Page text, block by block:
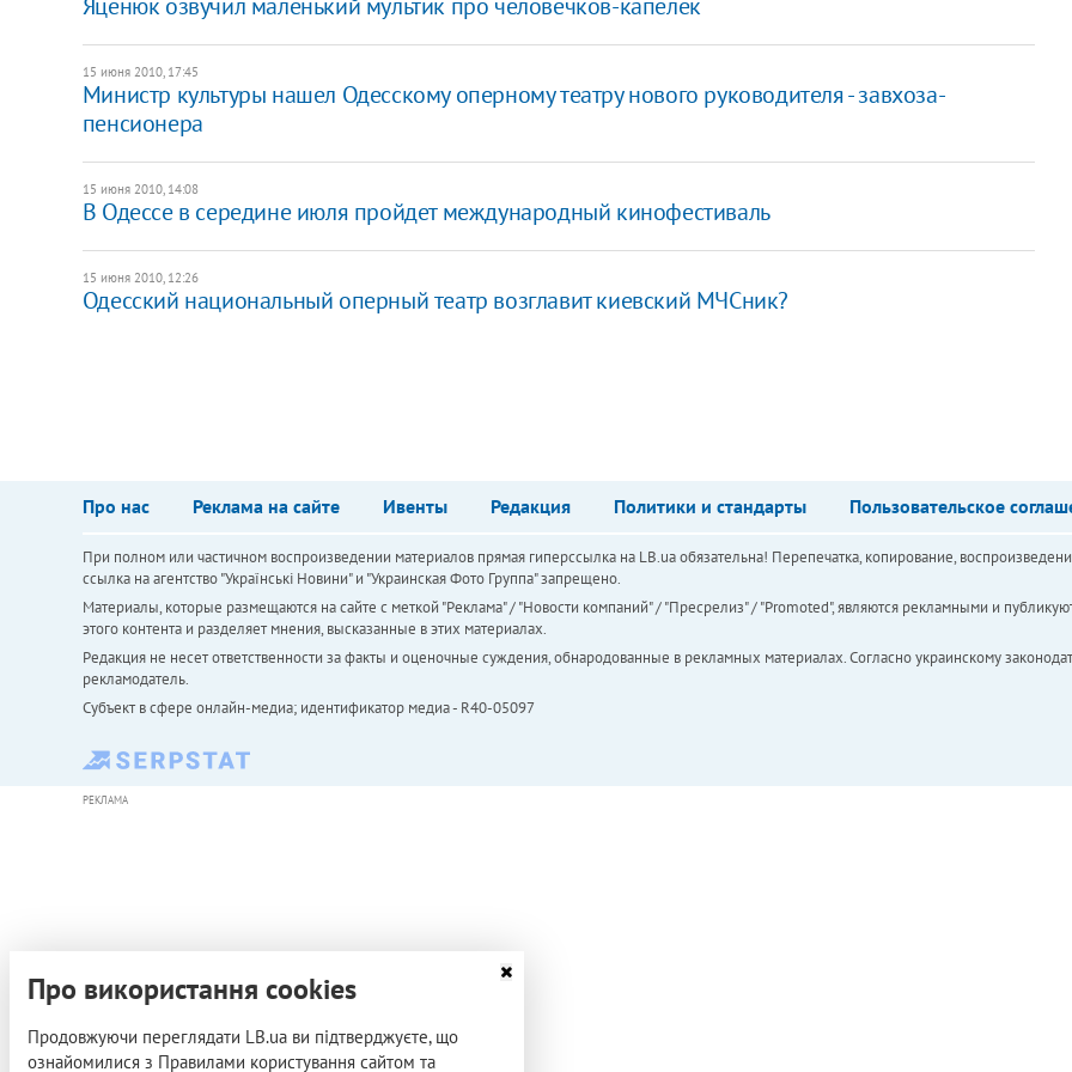
15 июня 2010, 17:45
Министр культуры нашел Одесскому оперному театру нового руководителя - завхоза-
пенсионера
15 июня 2010, 14:08
В Одессе в середине июля пройдет международный кинофестиваль
15 июня 2010, 12:26
Одесский национальный оперный театр возглавит киевский МЧСник?
Про нас Реклама на сайте Ивенты Редакция Политики и стандарты Пользовательское
При полном или частичном воспроизведении материалов прямая гиперссылка на LB.ua обязательна! Перепечатка, копирование,
ссылка на агентство "Українськi Новини" и "Украинская Фото Группа" запрещено.
Материалы, которые размещаются на сайте с меткой "Реклама" / "Новости компаний" / "Пресрелиз" / "Promoted", являются рекламными и
этого контента и разделяет мнения, высказанные в этих материалах.
Редакция не несет ответственности за факты и оценочные суждения, обнародованные в рекламных материалах. Согласно украинскому
рекламодатель.
Субъект в сфере онлайн-медиа; идентификатор медиа - R40-05097
РЕКЛАМА
Про використання cookies
Продовжуючи переглядати LB.ua ви підтверджуєте, що
ознайомилися з Правилами користування сайтом та